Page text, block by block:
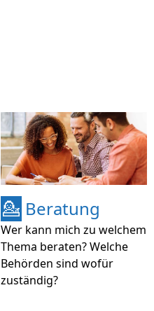
💁 Beratung
Wer kann mich zu welchem
Thema beraten? Welche
Behörden sind wofür
zuständig?